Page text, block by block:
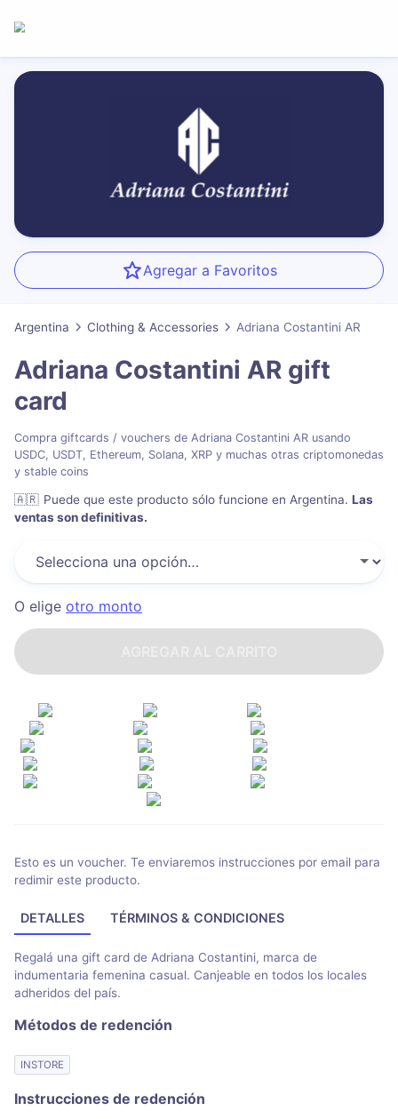
Agregar a Favoritos
Argentina Clothing & Accessories Adriana Costantini AR
Adriana Costantini AR gift
card
Compra giftcards / vouchers de Adriana Costantini AR usando
USDC, USDT, Ethereum, Solana, XRP y muchas otras criptomonedas
y stable coins
🇦🇷 Puede que este producto sólo funcione en Argentina. Las
ventas son definitivas.
O elige otro monto
Esto es un voucher. Te enviaremos instrucciones por email para
redimir este producto.
DETALLES TÉRMINOS & CONDICIONES
Regalá una gift card de Adriana Costantini, marca de
indumentaria femenina casual. Canjeable en todos los locales
adheridos del país.
Métodos de redención
INSTORE
Instrucciones de redención